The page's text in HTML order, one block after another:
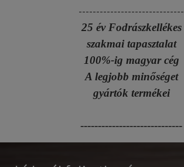
------------------------------
25 év Fodrászkellékes
szakmai tapasztalat
100%-ig magyar cég
A legjobb minőséget
gyártók termékei
-----------------------------